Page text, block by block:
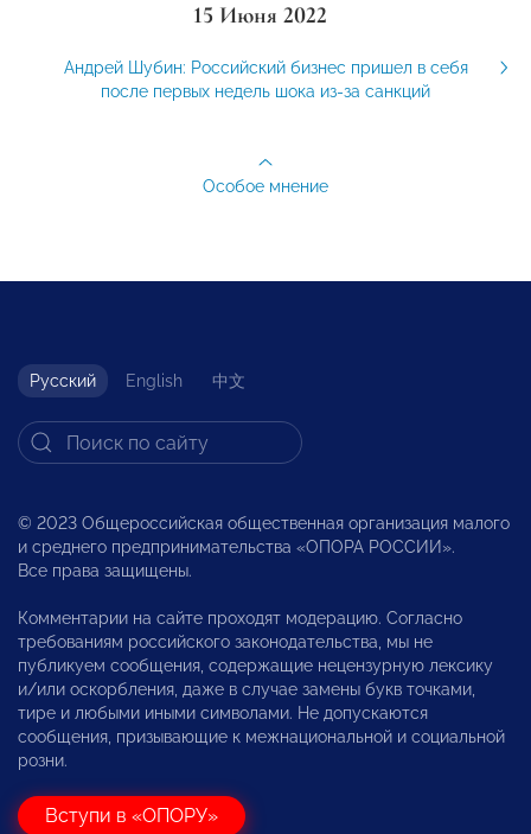
15 Июня 2022
Андрей Шубин: Российский бизнес пришел в себя
после первых недель шока из-за санкций
Особое мнение
Русский English 中文
© 2023 Общероссийская общественная организация малого
и среднего предпринимательства «ОПОРА РОССИИ».
Все права защищены.
Комментарии на сайте проходят модерацию. Согласно
требованиям российского законодательства, мы не
публикуем сообщения, содержащие нецензурную лексику
и/или оскорбления, даже в случае замены букв точками,
тире и любыми иными символами. Не допускаются
сообщения, призывающие к межнациональной и социальной
розни.
Вступи в «ОПОРУ»